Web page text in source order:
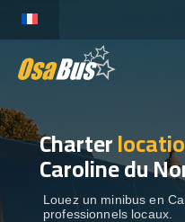
content
LOCATION DE BUS
DESTINATIONS
Charter
Caroline du
Louez un minibus en
professionnels locaux.